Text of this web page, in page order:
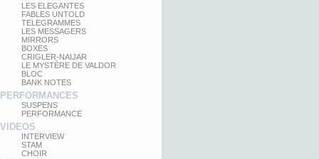
LES ELEGANTES
FABLES UNTOLD
TELEGRAMMES
LES MESSAGERS
MIRRORS
BOXES
CRIGLER-NAIJAR
LE MYSTÈRE DE VALDOR
BLOC
BANK NOTES
PERFORMANCES
SUSPENS
PERFORMANCE
VIDEOS
INTERVIEW
STAM
CHOIR